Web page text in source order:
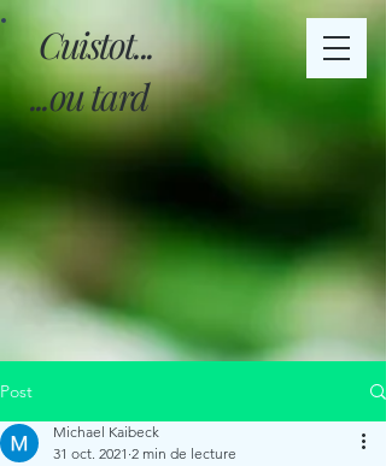
Cuistot...
...ou tard
Post
Michael Kaibeck
31 oct. 2021 2 min de lecture